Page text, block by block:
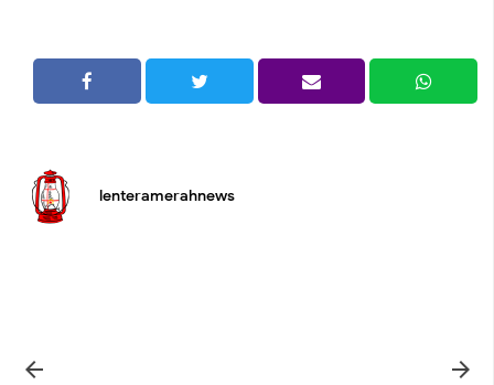
lenteramerahnews
 